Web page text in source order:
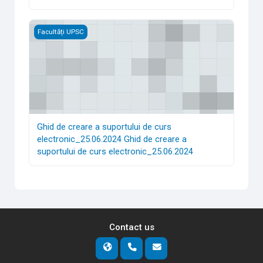
Ghid de creare a suportului de curs electronic_25.06.2024
Facultăți UPSC
Ghid de creare a suportului de curs
electronic_25.06.2024 Ghid de creare a
suportului de curs electronic_25.06.2024
Contact us